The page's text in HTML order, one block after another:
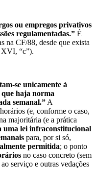
ou empregos privativos
regulamentadas.” É
na CF/88, desde que exista
“c”).
se unicamente à
haja norma
semanal.” A
(e, conforme o caso,
majoritária (e a prática
uma lei infraconstitucional
para, por si só,
permitida; o ponto
no caso concreto (sem
serviço e outras vedações